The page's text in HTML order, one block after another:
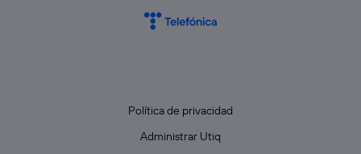
Política de privacidad
Administrar Utiq